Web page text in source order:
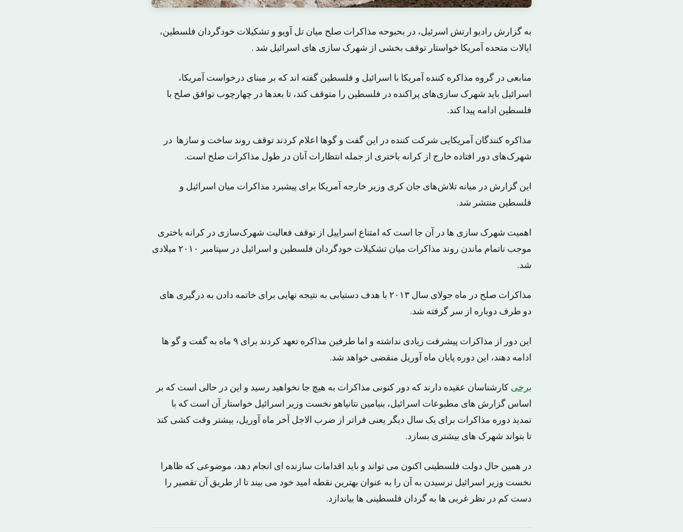
به گزارش رادیو ارتش اسرئیل، در بحبوحه مذاکرات صلح میان تل آویو و تشکیلات خودگردان فلسطین،
ایالات متحده آمریکا خواستار توقف بخشی از شهرک سازی های اسرائیل شد .
منابعی در گروه مذاکره کننده آمریکا با اسرائیل و فلسطین گفته اند که بر مبنای درخواست آمریکا،
اسرائیل باید شهرک‌ سازی‌های پراکنده در فلسطین را متوقف کند، تا بعدها در چهارچوب توافق صلح با
فلسطین ادامه پیدا کند.
مذاکره کنندگان آمریکایی شرکت کننده در این گفت و گوها اعلام کردند توقف روند ساخت و سازها در
شهرک‌های دور افتاده خارج از کرانه باختری از جمله انتظارات آنان در طول مذاکرات صلح است.
این گزارش در میانه تلاش‌های جان کری وزیر خارجه آمریکا برای پیشبرد مذاکرات میان اسرائیل و
فلسطین منتشر شد.
اهمیت شهرک سازی ها در آن جا است که امتناع اسراییل از توقف فعالیت شهرک‌سازی در کرانه باختری
موجب ناتمام ماندن روند مذاکرات میان تشکیلات خودگردان فلسطین و اسرائیل در سپتامبر ۲۰۱۰ میلادی
شد.
مذاکرات صلح در ماه جولای سال ۲۰۱۳ با هدف دستیابی به نتیجه نهایی برای خاتمه دادن به درگیری های
دو طرف دوباره از سر گرفته شد.
این دور از مذاکرات پیشرفت زیادی نداشته و اما طرفین مذاکره تعهد کردند برای ۹ ماه به گفت و گو ها
ادامه دهند، این دوره پایان ماه آوریل منقضی خواهد شد.
برخی کارشناسان عقیده دارند که دور کنونی مذاکرات به هیچ جا نخواهید رسید و این در حالی است که بر
اساس گزارش های مطبوعات اسرائیل، بنیامین نتانیاهو نخست وزیر اسرائیل خواستار آن است که با
تمدید دوره مذاکرات برای یک سال دیگر یعنی فراتر از ضرب الاجل آخر ماه آوریل، بیشتر وقت کشی کند
تا بتواند شهرک های بیشتری بسازد.
در همین حال دولت فلسطینی اکنون می تواند و باید اقدامات سازنده ای انجام دهد، موضوعی که ظاهرا
نخست وزیر اسرائیل نرسیدن به آن را به عنوان بهترین نقطه امید خود می بیند تا از طریق آن تقصیر را
دست کم در نظر غربی ها به گردان فلسطینی ها بیاندازد.